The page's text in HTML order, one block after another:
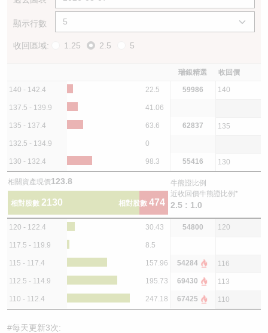
顯示行數
收回區域: 1.25 2.5 5
瑞銀精選 收回價
140 - 142.4 22.5 59986 140
137.5 - 139.9 41.06
135 - 137.4 63.6 62837 135
132.5 - 134.9 0
130 - 132.4 98.3 55416 130
相關資產現價123.8
相對股數 2130 相對股數 474
牛熊證比例
近收回價牛熊證比例*
2.5 : 1.0
120 - 122.4 30.43 54800 120
117.5 - 119.9 8.5
115 - 117.4 157.96 54284 116
112.5 - 114.9 195.73 69430 113
110 - 112.4 247.18 67425 110
#每天更新3次: